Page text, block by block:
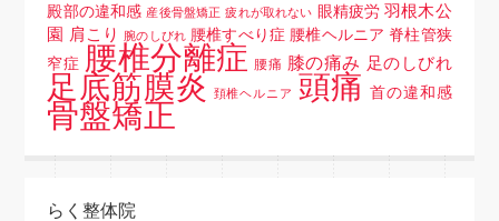
殿部の違和感 産後骨盤矯正 疲れが取れない 眼精疲労 羽根木公
園 肩こり 腕のしびれ 腰椎すべり症 腰椎ヘルニア 脊柱管狭
窄症 腰椎分離症 腰痛 膝の痛み 足のしびれ
足底筋膜炎 頚椎ヘルニア 頭痛 首の違和感
骨盤矯正
らく整体院